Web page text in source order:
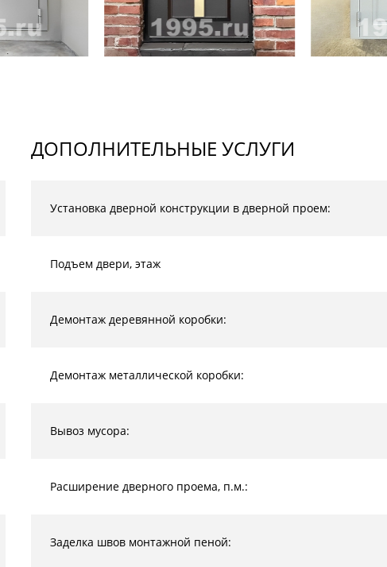
ДОПОЛНИТЕЛЬНЫЕ УСЛУГИ
Установка дверной конструкции в дверной проем:
Подъем двери, этаж
Демонтаж деревянной коробки:
Демонтаж металлической коробки:
Вывоз мусора:
Расширение дверного проема, п.м.:
Заделка швов монтажной пеной: